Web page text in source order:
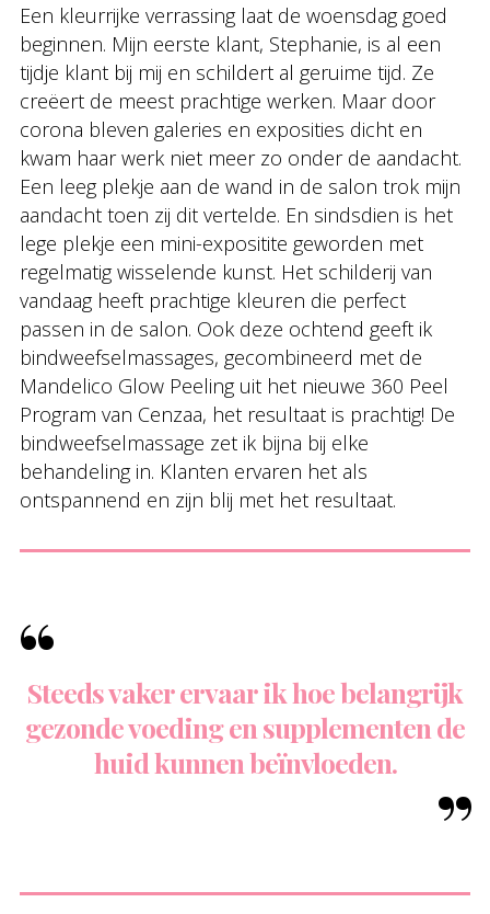
Een kleurrijke verrassing laat de woensdag goed
beginnen. Mijn eerste klant, Stephanie, is al een
tijdje klant bij mij en schildert al geruime tijd. Ze
creëert de meest prachtige werken. Maar door
corona bleven galeries en exposities dicht en
kwam haar werk niet meer zo onder de aandacht.
Een leeg plekje aan de wand in de salon trok mijn
aandacht toen zij dit vertelde. En sindsdien is het
lege plekje een mini-expositite geworden met
regelmatig wisselende kunst. Het schilderij van
vandaag heeft prachtige kleuren die perfect
passen in de salon. Ook deze ochtend geeft ik
bindweefselmassages, gecombineerd met de
Mandelico Glow Peeling uit het nieuwe 360 Peel
Program van Cenzaa, het resultaat is prachtig! De
bindweefselmassage zet ik bijna bij elke
behandeling in. Klanten ervaren het als
ontspannend en zijn blij met het resultaat.
Steeds vaker ervaar ik hoe belangrijk
gezonde voeding en supplementen de
huid kunnen beïnvloeden.